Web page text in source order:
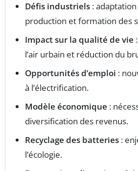
Défis industriels :
production et formation des
Impact sur la qualité de vie
l’air urbain et réduction du
Opportunités d’emploi :
à l’électrification.
Modèle économique :
diversification des revenus.
Recyclage des batteries :
l’écologie.